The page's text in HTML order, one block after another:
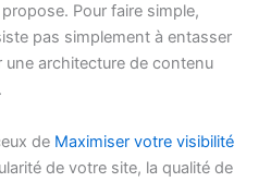
propose. Pour faire simple,
pas simplement à entasser
architecture de contenu
de Maximiser votre visibilité
de votre site, la qualité de